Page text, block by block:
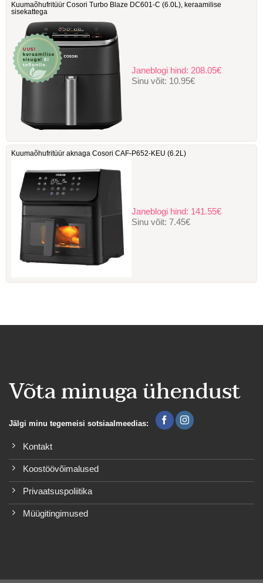
Kuumaõhufritüür Cosori Turbo Blaze DC601-C ‎(6.0L), keraamilise
sisekattega
Janeblogi hind: 208.05€
Sinu võit: 10.95€
Kuumaõhufritüür aknaga Cosori ‎CAF-P652-KEU (6.2L)
Janeblogi hind: 141.55€
Sinu võit: 7.45€
Võta minuga ühendust
Jälgi minu tegemeisi sotsiaalmeedias:
Kontakt
Koostöövõimalused
Privaatsuspoliitika
Müügitingimused